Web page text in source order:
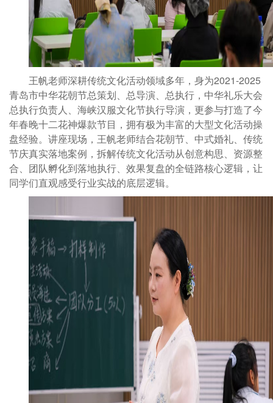
王帆老师深耕传统文化活动领域多年，身为2021-2025
青岛市中华花朝节总策划、总导演、总执行，中华礼乐大会
总执行负责人、海峡汉服文化节执行导演，更参与打造了今
年春晚十二花神爆款节目，拥有极为丰富的大型文化活动操
盘经验。讲座现场，王帆老师结合花朝节、中式婚礼、传统
节庆真实落地案例，拆解传统文化活动从创意构思、资源整
合、团队孵化到落地执行、效果复盘的全链路核心逻辑，让
同学们直观感受行业实战的底层逻辑。